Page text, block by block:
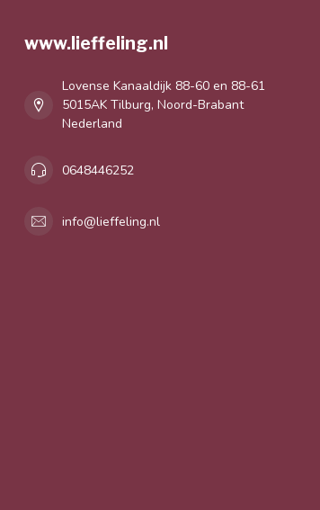
www.lieffeling.nl
Lovense Kanaaldijk 88-60 en 88-61
5015AK Tilburg, Noord-Brabant
Nederland
0648446252
info@lieffeling.nl